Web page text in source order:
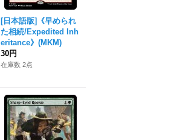
[日本語版]《早められ
た相続/Expedited Inh
eritance》(MKM)
30円
在庫数 2点